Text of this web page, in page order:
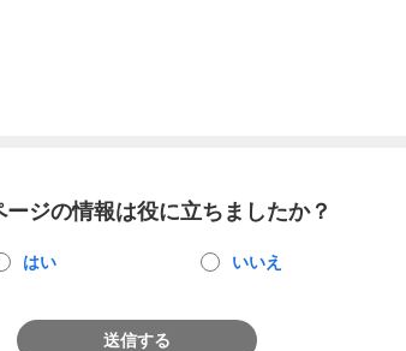
ージの情報は役に立ちましたか？
はい いいえ
送信する